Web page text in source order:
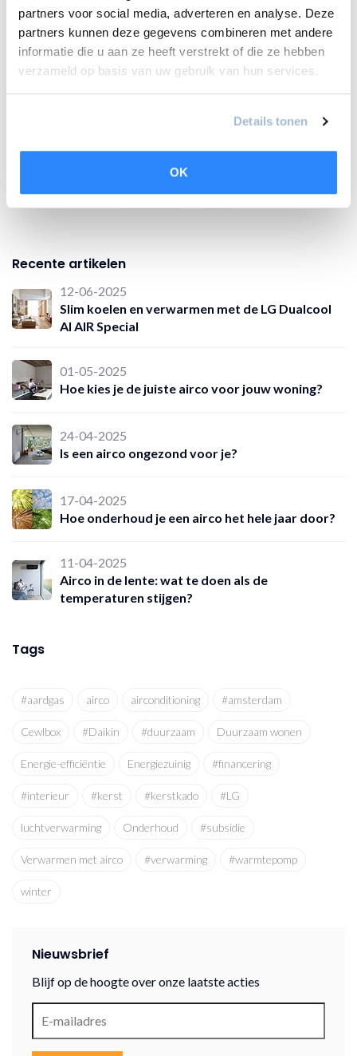
partners voor social media, adverteren en analyse. Deze
partners kunnen deze gegevens combineren met andere
informatie die u aan ze heeft verstrekt of die ze hebben
verzameld op basis van uw gebruik van hun services.
Details tonen
OK
verwarmen. Nieuwsgierig? Neem dan snel een kijkje
tussen onze producten:airconditioning voor
verwarmen
luchtverwarming
warmtepomp winter
Recente artikelen
12-06-2025
Slim koelen en verwarmen met de LG Dualcool
AI AIR Special
01-05-2025
Hoe kies je de juiste airco voor jouw woning?
24-04-2025
Is een airco ongezond voor je?
17-04-2025
Hoe onderhoud je een airco het hele jaar door?
11-04-2025
Airco in de lente: wat te doen als de
temperaturen stijgen?
Tags
#aardgas airco airconditioning #amsterdam
Cewlbox #Daikin #duurzaam Duurzaam wonen
Energie-efficiëntie Energiezuinig #financering
#interieur #kerst #kerstkado #LG
luchtverwarming Onderhoud #subsidie
Verwarmen met airco #verwarming #warmtepomp
winter
Nieuwsbrief
Blijf op de hoogte over onze laatste acties